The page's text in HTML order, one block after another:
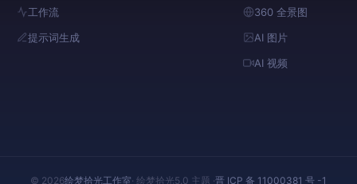
工作流
提示词生成
360 全景图
AI 图片
AI 视频
© 2026绘梦拾光工作室· 绘梦拾光5.0 主题 ·晋 ICP 备 11000381 号 -1